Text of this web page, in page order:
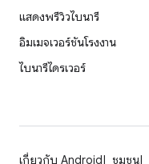
แสดงพรีวิวไบนารี
อิมเมจเวอร์ชันโรงงาน
ไบนารีไดรเวอร์
เกี่ยวกับ Android ชุมชน